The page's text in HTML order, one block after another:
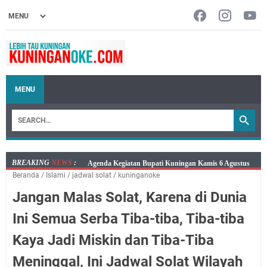
MENU
BREAKING NEWS :
Kamis 6 Agustus 2026 Mobil Samling Ada di Alun-alun
Luragung, Ini Persyaratan dan Besaran Biayanya
Layanan Mobil Samsat Keliling Kuningan Kamis 6
Embun Pagi Kamis 6 Agustus 2026: Tidak Semua
Keterlambatan Berarti Kegagalan
Beranda / Islami / jadwal solat / kuninganoke
Jangan Malas Solat, Karena di Dunia
Ini Semua Serba Tiba-tiba, Tiba-tiba
Kaya Jadi Miskin dan Tiba-Tiba
Meninggal, Ini Jadwal Solat Wilayah